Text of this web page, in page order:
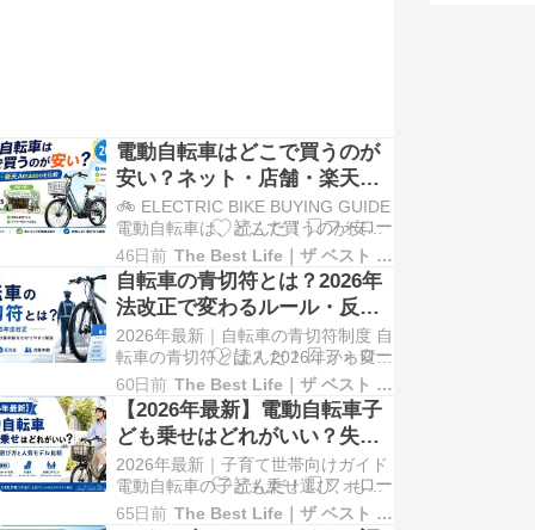
電動自転車はどこで買うのが
安い？ネット・店舗・楽天
Amazonを比較【2026年】
🚲 ELECTRIC BIKE BUYING GUIDE
電動自転車は、どこで買うのが安い
のか。 電動自転車を買うときに迷い
やすいのが、「ネットと店舗、結局
どこで買うのが一番お得なのか」と
いう点です。 楽天・Amazon・
Yahoo!ショッピングなどのネット通
販は、価格比較がし…
46日前 The Best Life｜ザ ベスト ライフ
自転車の青切符とは？2026年
法改正で変わるルール・反則
金・対象年齢をわかりやすく
解説
2026年最新｜自転車の青切符制度 自
転車の青切符とは？ 2026年から変わ
るルールをわかりやすく解説 2026年
から始まる自転車の青切符制度。身
近な違反も対象になるため、基本ル
ールを確認しておきましょう。 「自
転車でも青切符を切られるの？」
「反則金はいくらかかるの？」「イ
ヤホ…
60日前 The Best Life｜ザ ベスト ライフ
【2026年最新】電動自転車子
ども乗せはどれがいい？失敗
しない選び方と人気モデル比
較
2026年最新｜子育て世帯向けガイド
電動自転車の子ども乗せ選び、もう
迷わなくて大丈夫です。 毎日の保育
65日前 The Best Life｜ザ ベスト ライフ